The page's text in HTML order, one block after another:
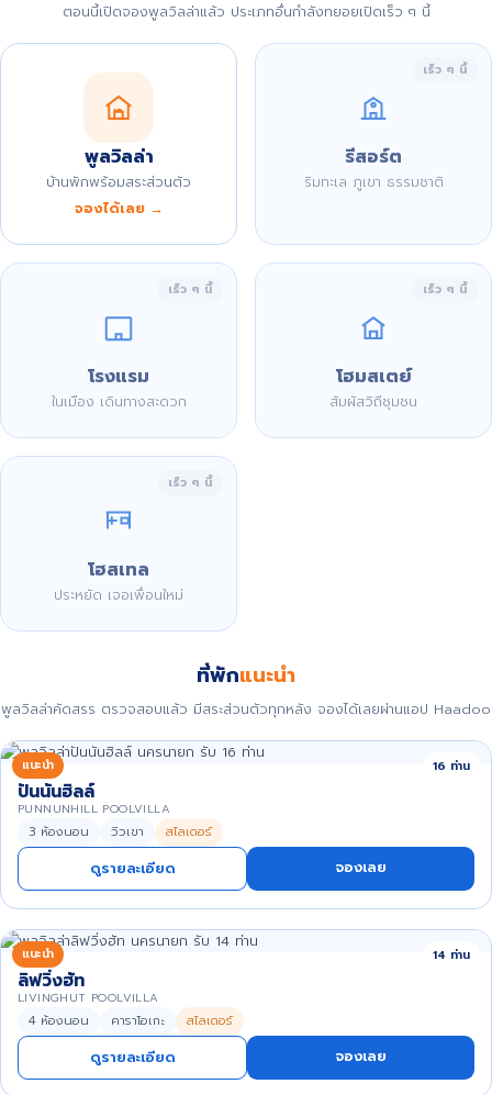
ตอนนี้เปิดจองพูลวิลล่าแล้ว ประเภทอื่นกำลังทยอยเปิดเร็ว ๆ นี้
พูลวิลล่า
บ้านพักพร้อมสระส่วนตัว
จองได้เลย →
เร็ว ๆ นี้
รีสอร์ต
ริมทะเล ภูเขา ธรรมชาติ
เร็ว ๆ นี้
โรงแรม
ในเมือง เดินทางสะดวก
เร็ว ๆ นี้
โฮมสเตย์
สัมผัสวิถีชุมชน
เร็ว ๆ นี้
โฮสเทล
ประหยัด เจอเพื่อนใหม่
ที่พักแนะนำ
พูลวิลล่าคัดสรร ตรวจสอบแล้ว มีสระส่วนตัวทุกหลัง จองได้เลยผ่านแอป Haadoo
แนะนำ 16 ท่าน
ปันนันฮิลล์
PUNNUNHILL POOLVILLA
3 ห้องนอน วิวเขา สไลเดอร์
ดูรายละเอียด จองเลย
แนะนำ 14 ท่าน
ลิฟวิ่งฮัท
LIVINGHUT POOLVILLA
4 ห้องนอน คาราโอเกะ สไลเดอร์
ดูรายละเอียด จองเลย